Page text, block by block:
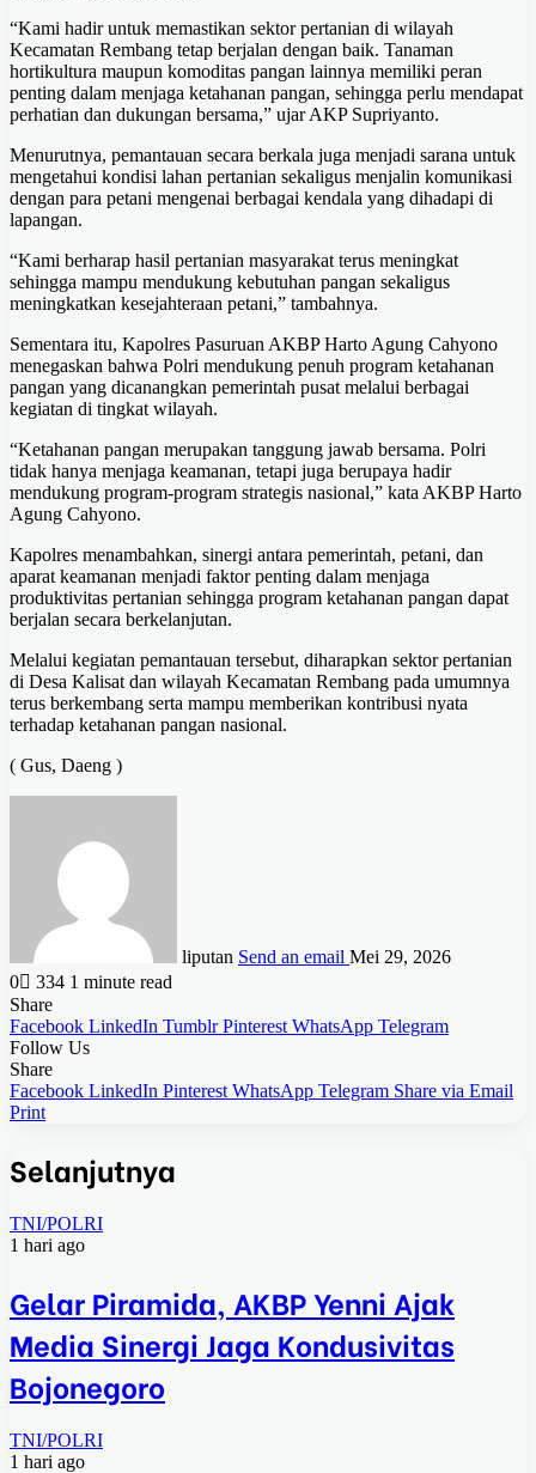
“Kami hadir untuk memastikan sektor pertanian di wilayah
Kecamatan Rembang tetap berjalan dengan baik. Tanaman
hortikultura maupun komoditas pangan lainnya memiliki peran
penting dalam menjaga ketahanan pangan, sehingga perlu mendapat
perhatian dan dukungan bersama,” ujar AKP Supriyanto.
Menurutnya, pemantauan secara berkala juga menjadi sarana untuk
mengetahui kondisi lahan pertanian sekaligus menjalin komunikasi
dengan para petani mengenai berbagai kendala yang dihadapi di
lapangan.
“Kami berharap hasil pertanian masyarakat terus meningkat
sehingga mampu mendukung kebutuhan pangan sekaligus
meningkatkan kesejahteraan petani,” tambahnya.
Sementara itu, Kapolres Pasuruan AKBP Harto Agung Cahyono
menegaskan bahwa Polri mendukung penuh program ketahanan
pangan yang dicanangkan pemerintah pusat melalui berbagai
kegiatan di tingkat wilayah.
“Ketahanan pangan merupakan tanggung jawab bersama. Polri
tidak hanya menjaga keamanan, tetapi juga berupaya hadir
mendukung program-program strategis nasional,” kata AKBP Harto
Agung Cahyono.
Kapolres menambahkan, sinergi antara pemerintah, petani, dan
aparat keamanan menjadi faktor penting dalam menjaga
produktivitas pertanian sehingga program ketahanan pangan dapat
berjalan secara berkelanjutan.
Melalui kegiatan pemantauan tersebut, diharapkan sektor pertanian
di Desa Kalisat dan wilayah Kecamatan Rembang pada umumnya
terus berkembang serta mampu memberikan kontribusi nyata
terhadap ketahanan pangan nasional.
( Gus, Daeng )
liputan Send an email Mei 29, 2026
0
334 1 minute read
Share
Facebook LinkedIn Tumblr Pinterest WhatsApp Telegram
Follow Us
Share
Facebook LinkedIn Pinterest WhatsApp Telegram Share via Email
Print
Selanjutnya
TNI/POLRI
1 hari ago
Gelar Piramida, AKBP Yenni Ajak
Media Sinergi Jaga Kondusivitas
Bojonegoro
TNI/POLRI
1 hari ago